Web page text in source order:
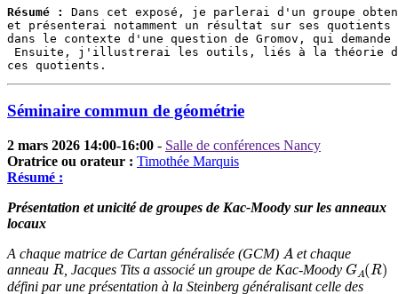
Résumé :
Dans cet exposé, je parlerai d'un groupe
et présenterai notamment un résultat sur ses
dans le contexte d'une question de Gromov, qui
Ensuite, j'illustrerai les outils, liés à la théorie des
ces quotients.
Séminaire commun de géométrie
2 mars 2026 14:00-16:00 - Salle de conférences Nancy
Oratrice ou orateur : Timothée Marquis
Résumé :
Présentation et unicité de groupes de Kac-Moody sur les anneaux
locaux
A chaque matrice de Cartan généralisée (GCM)
A et chaque
anneau R, Jacques Tits a associé un groupe de Kac-Moody GA ( R)
défini par une présentation à la Steinberg généralisant celle des